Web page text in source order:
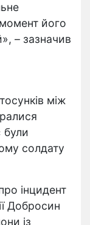
його
– зазначив
між
були
солдату
інцидент
Добросин
із